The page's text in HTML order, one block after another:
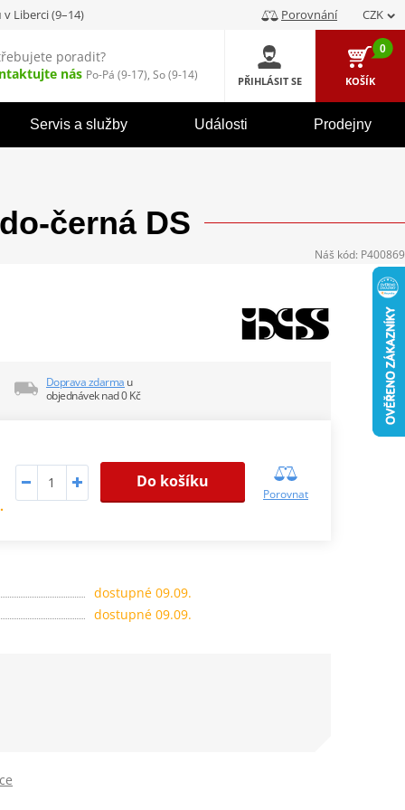
v Liberci (9–14) Porovnání CZK
poradit?
nás Po-Pá (9-17), So (9-14) PŘIHLÁSIT SE
0
KOŠÍK
Servis a služby Události Prodejny
černá DS
Doprava zdarma u
objednávek nad 0 Kč
Do košíku
Porovnat
dostupné 09.09.
dostupné 09.09.
Náš kód: P400869